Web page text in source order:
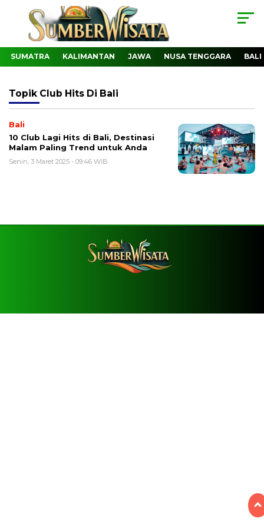
SUMATRA KALIMANTAN JAWA NUSA TENGGARA BALI
Topik Club Hits Di Bali
Bali
10 Club Lagi Hits di Bali, Destinasi
Malam Paling Trend untuk Anda
Senin, 3 Maret 2025 - 09:46 WIB